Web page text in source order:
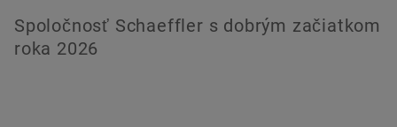
Spoločnosť Schaeffler s dobrým začiatkom
roka 2026